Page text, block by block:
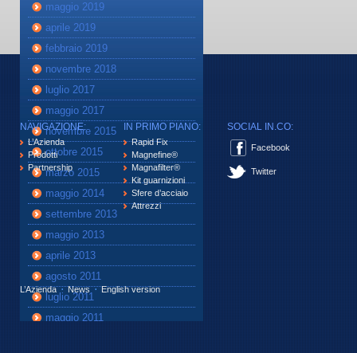
maggio 2019
aprile 2019
febbraio 2019
novembre 2018
luglio 2017
maggio 2017
novembre 2015
ottobre 2015
marzo 2015
maggio 2014
settembre 2013
maggio 2013
aprile 2013
agosto 2011
luglio 2011
maggio 2011
NAVIGAZIONE:
L’Azienda
Prodotti
Partnership
IN PRIMO PIANO:
Rapid Fix
Magnefine®
Magnafilter®
Kit guarnizioni
Sfere d’acciaio
Attrezzi
SOCIAL IN.CO:
Facebook
Twitter
L’Azienda News English version